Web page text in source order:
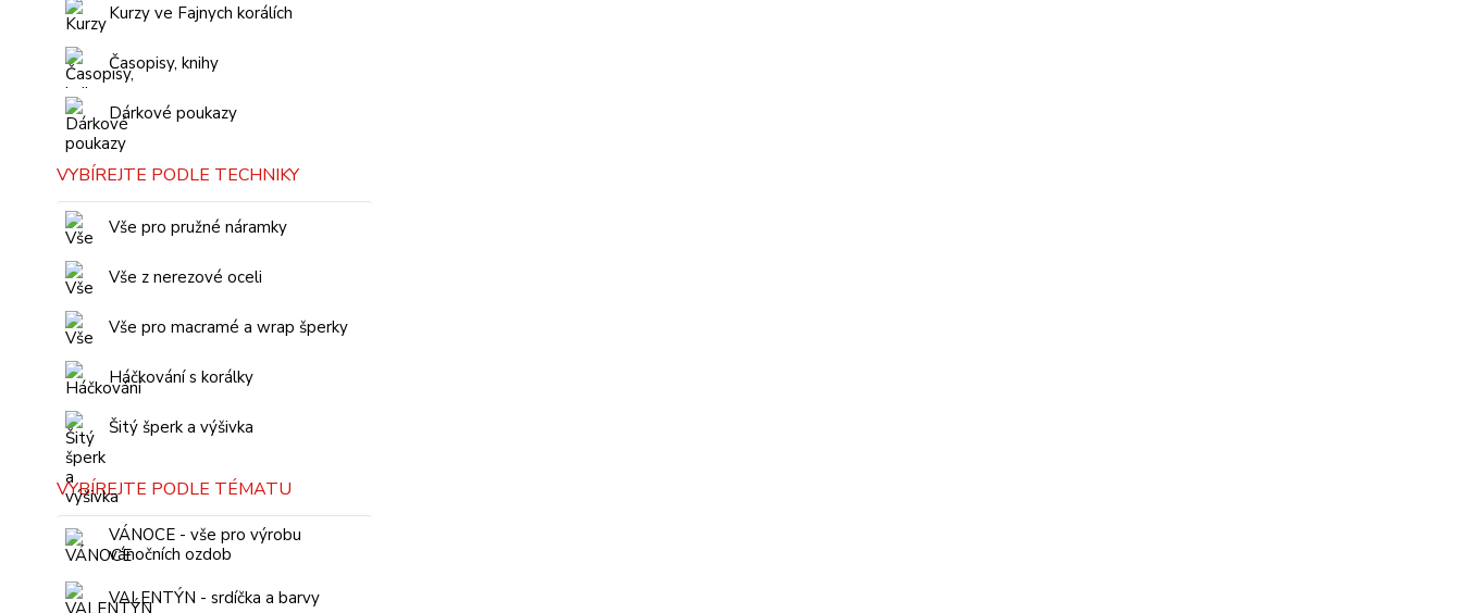
Kurzy ve Fajnych korálích
Časopisy, knihy
Dárkové poukazy
VYBÍREJTE PODLE TECHNIKY
Vše pro pružné náramky
Vše z nerezové oceli
Vše pro macramé a wrap šperky
Háčkování s korálky
Šitý šperk a výšivka
VYBÍREJTE PODLE TÉMATU
VÁNOCE - vše pro výrobu
vánočních ozdob
VALENTÝN - srdíčka a barvy